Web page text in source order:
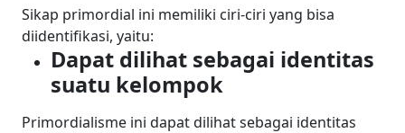
Sikap primordial ini memiliki ciri-ciri yang bisa
diidentifikasi, yaitu:
Dapat dilihat sebagai identitas
suatu kelompok
Primordialisme ini dapat dilihat sebagai identitas